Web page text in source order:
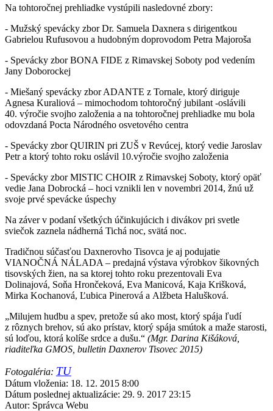
Na tohtoročnej prehliadke vystúpili nasledovné zbory:
- Mužský spevácky zbor Dr. Samuela Daxnera s dirigentkou
Gabrielou Rufusovou a hudobným doprovodom Petra Majoroša
- Spevácky zbor BONA FIDE z Rimavskej Soboty pod vedením
Jany Doborockej
- Miešaný spevácky zbor ADANTE z Tornale, ktorý diriguje
Agnesa Kuraliová – mimochodom tohtoročný jubilant -oslávili
40. výročie svojho založenia a na tohtoročnej prehliadke mu bola
odovzdaná Pocta Národného osvetového centra
- Spevácky zbor QUIRIN pri ZUŠ v Revúcej, ktorý vedie Jaroslav
Petr a ktorý tohto roku oslávil 10.výročie svojho založenia
- Spevácky zbor MISTIC CHOIR z Rimavskej Soboty, ktorý opäť
vedie Jana Dobrocká – hoci vznikli len v novembri 2014, žnú už
svoje prvé spevácke úspechy
Na záver v podaní všetkých účinkujúcich i divákov pri svetle
sviečok zaznela nádherná Tichá noc, svätá noc.
Tradičnou súčasťou Daxnerovho Tisovca je aj podujatie
VIANOČNÁ NÁLADA – predajná výstava výrobkov šikovných
tisovských žien, na sa ktorej tohto roku prezentovali Eva
Dolinajová, Soňa Hrončeková, Eva Manicová, Kaja Krišková,
Mirka Kochanová, Ľubica Pinerová a Alžbeta Halušková.
„Milujem hudbu a spev, pretože sú ako most, ktorý spája ľudí
z rôznych brehov, sú ako prístav, ktorý spája smútok a maže starosti,
sú loďou, ktorá kolíše srdce a dušu.“ (Mgr. Darina Kišáková,
riaditeľka GMOS, bulletin Daxnerov Tisovec 2015)
Fotogaléria: TU
Dátum vloženia: 18. 12. 2015 8:00
Dátum poslednej aktualizácie: 29. 9. 2017 23:15
Autor: Správca Webu